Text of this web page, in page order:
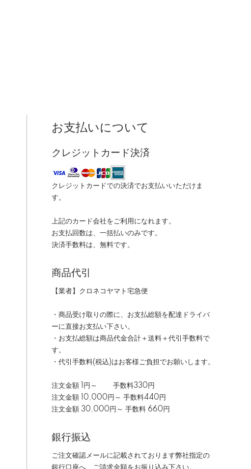
お支払いについて
クレジットカード決済
クレジットカードでの決済でお支払いいただけま
す。
上記のカード会社をご利用になれます。
お支払回数は、一括払いのみです。
決済手数料は、無料です。
商品代引
【業者】クロネコヤマト宅急便
・商品受け取りの際に、お支払総額を配達ドライバ
ーに直接お支払い下さい。
・お支払総額は商品代金合計＋送料＋代引手数料で
す。
・代引手数料(税込)はお客様ご負担でお願いします。
注文金額 1円～ 手数料330円
注文金額 10,000円～ 手数料440円
注文金額 30,000円～ 手数料 660円
銀行振込
ご注文確認メールに記載されております弊社指定の